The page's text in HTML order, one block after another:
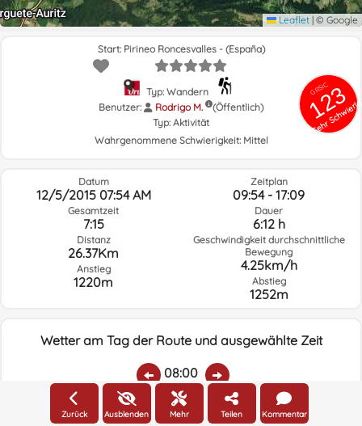
Leaflet | © Google
GRSIC
123
Sehr
Start: Pirineo Roncesvalles - (España)
Typ: Wandern
Benutzer:
Rodrigo M.
(Öffentlich)
Typ: Aktivität
Wahrgenommene Schwierigkeit: Mittel
Datum
12/5/2015 07:54 AM
Gesamtzeit
7:15
Distanz
26.37Km
Anstieg
1220m
Zeitplan
09:54 - 17:09
Dauer
6:12 h
Geschwindigkeit durchschnittliche
Bewegung
4.25km/h
Abstieg
1252m
Wetter am Tag der Route und ausgewählte Zeit
08:00
Regen:
Durchschnittliche
Geschwindigkeit
Windrichtung
Zurück Ausblenden Mehr Teilen Kommentar